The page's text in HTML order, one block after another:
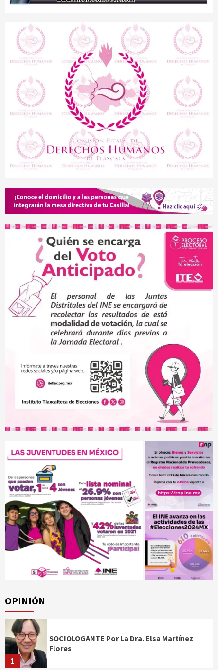
OPINIÓN
1
SOCIOLOGANTE Por La Dra. Elsa Martínez
Flores